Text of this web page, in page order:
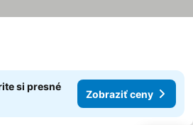
si presné
Zobraziť ceny